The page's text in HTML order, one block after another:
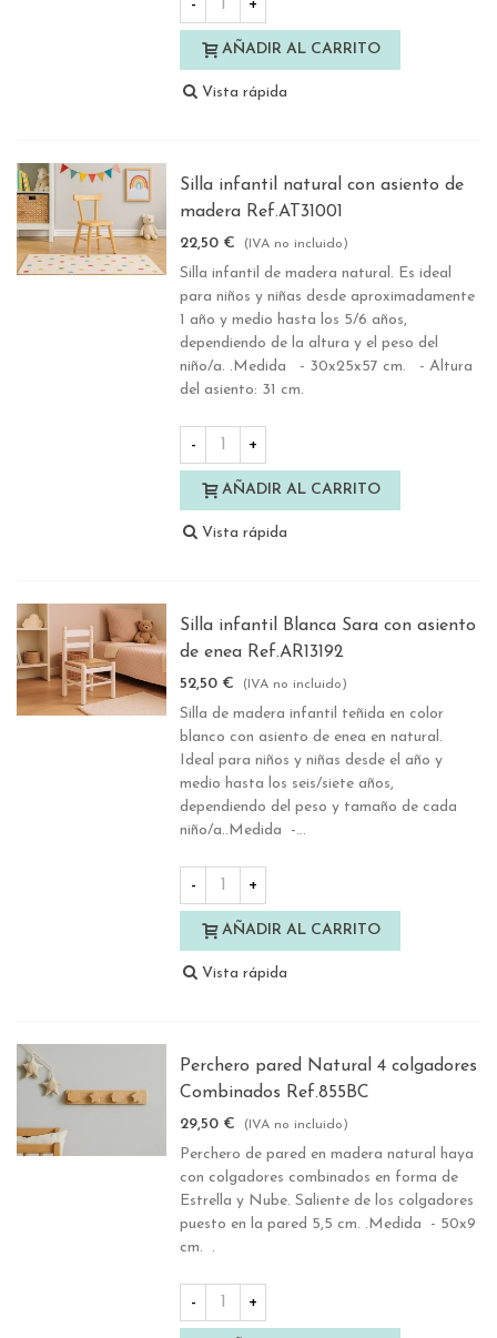
- +
AÑADIR AL CARRITO
Vista rápida
Silla infantil natural con asiento de
madera Ref.AT31001
22,50 € (IVA no incluido)
Silla infantil de madera natural. Es ideal
para niños y niñas desde aproximadamente
1 año y medio hasta los 5/6 años,
dependiendo de la altura y el peso del
niño/a. .Medida - 30x25x57 cm. - Altura
del asiento: 31 cm.
- +
AÑADIR AL CARRITO
Vista rápida
Silla infantil Blanca Sara con asiento
de enea Ref.AR13192
52,50 € (IVA no incluido)
Silla de madera infantil teñida en color
blanco con asiento de enea en natural.
Ideal para niños y niñas desde el año y
medio hasta los seis/siete años,
dependiendo del peso y tamaño de cada
niño/a..Medida -...
- +
AÑADIR AL CARRITO
Vista rápida
Perchero pared Natural 4 colgadores
Combinados Ref.855BC
29,50 € (IVA no incluido)
Perchero de pared en madera natural haya
con colgadores combinados en forma de
Estrella y Nube. Saliente de los colgadores
puesto en la pared 5,5 cm. .Medida - 50x9
cm. .
- +